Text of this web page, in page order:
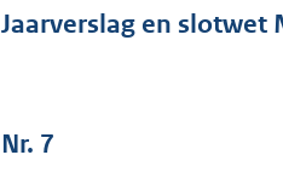
Jaarverslag en slotwet
Nr. 7